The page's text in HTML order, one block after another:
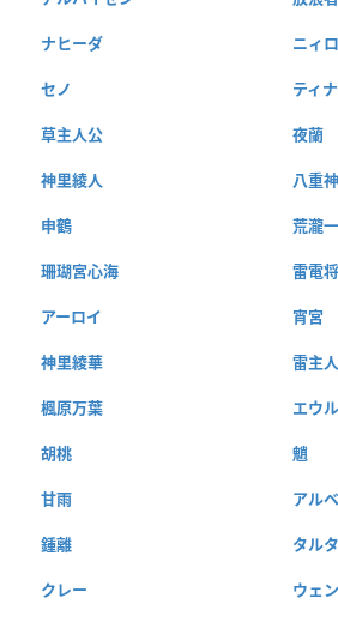
ナヒーダ ニィ
セノ ティ
草主人公 夜蘭
神里綾人 八重
申鶴 荒瀧
珊瑚宮心海 雷電
アーロイ 宵宮
神里綾華 雷主
楓原万葉 エウ
胡桃 魈
甘雨 アル
鍾離 タル
クレー ウェ